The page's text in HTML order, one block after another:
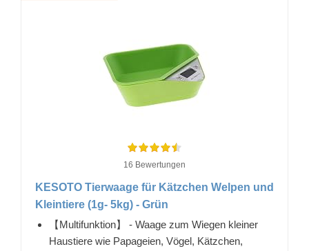
16 Bewertungen
KESOTO Tierwaage für Kätzchen Welpen und
Kleintiere (1g- 5kg) - Grün
【Multifunktion】 - Waage zum Wiegen kleiner
Haustiere wie Papageien, Vögel, Kätzchen,